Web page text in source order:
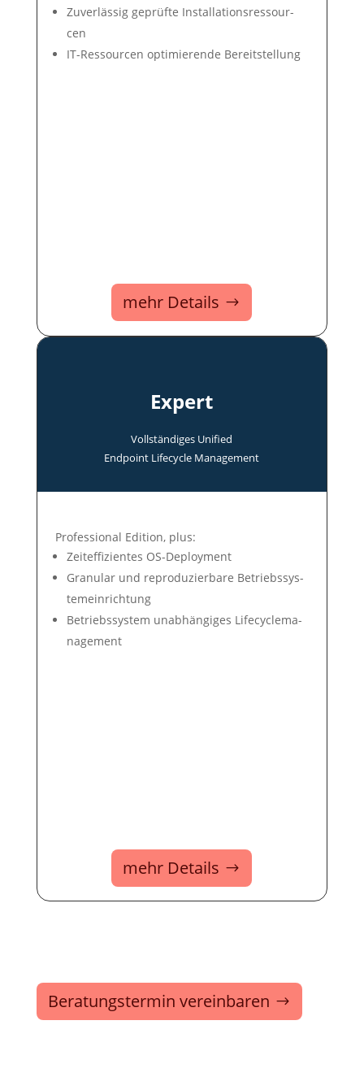
Zuver­lässig ge­prüf­te In­stal­la­tions­res­sour­
cen
IT-Ressour­cen op­ti­mie­ren­de Be­reit­stel­lung
mehr Details
Expert
Voll­ständi­ges Uni­fied
End­point Life­cycle Manage­ment
Professional Edition, plus:
Zeit­ef­fi­zien­tes OS-Deploy­ment
Gra­nu­lar und re­pro­du­zier­ba­re Be­triebs­sys­
tem­ein­rich­tung
Betriebs­system un­ab­hän­gi­ges Life­cycle­ma­
nage­ment
mehr Details
Beratungstermin vereinbaren